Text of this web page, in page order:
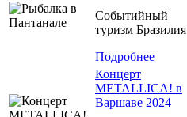
Событийный
туризм Бразилия
Подробнее
Концерт
METALLICA! в
Варшаве 2024